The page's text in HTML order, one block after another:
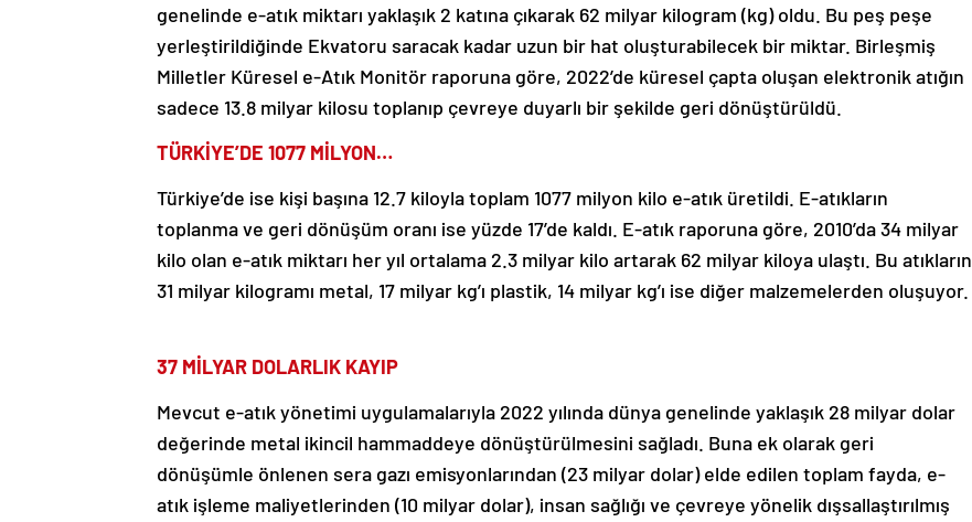
genelinde e-atık miktarı yaklaşık 2 katına çıkarak 62 milyar kilogram (kg) oldu. Bu peş peşe
yerleştirildiğinde Ekvatoru saracak kadar uzun bir hat oluşturabilecek bir miktar. Birleşmiş
Milletler Küresel e-Atık Monitör raporuna göre, 2022’de küresel çapta oluşan elektronik atığın
sadece 13.8 milyar kilosu toplanıp çevreye duyarlı bir şekilde geri dönüştürüldü.
TÜRKİYE’DE 1077 MİLYON…
Türkiye’de ise kişi başına 12.7 kiloyla toplam 1077 milyon kilo e-atık üretildi. E-atıkların
toplanma ve geri dönüşüm oranı ise yüzde 17’de kaldı. E-atık raporuna göre, 2010’da 34 milyar
kilo olan e-atık miktarı her yıl ortalama 2.3 milyar kilo artarak 62 milyar kiloya ulaştı. Bu atıkların
31 milyar kilogramı metal, 17 milyar kg’ı plastik, 14 milyar kg’ı ise diğer malzemelerden oluşuyor.
37 MİLYAR DOLARLIK KAYIP
Mevcut e-atık yönetimi uygulamalarıyla 2022 yılında dünya genelinde yaklaşık 28 milyar dolar
değerinde metal ikincil hammaddeye dönüştürülmesini sağladı. Buna ek olarak geri
dönüşümle önlenen sera gazı emisyonlarından (23 milyar dolar) elde edilen toplam fayda, e-
atık işleme maliyetlerinden (10 milyar dolar), insan sağlığı ve çevreye yönelik dışsallaştırılmış